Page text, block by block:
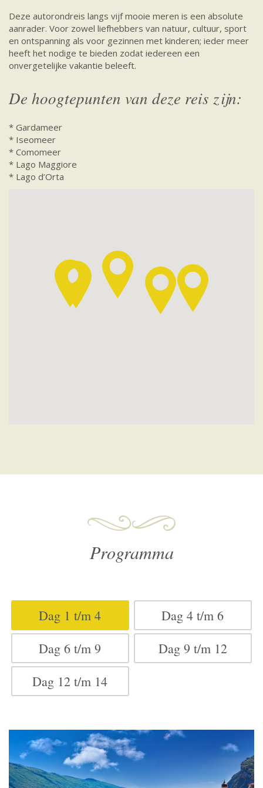
Deze autorondreis langs vijf mooie meren is een absolute
aanrader. Voor zowel liefhebbers van natuur, cultuur, sport
en ontspanning als voor gezinnen met kinderen; ieder meer
heeft het nodige te bieden zodat iedereen een
onvergetelijke vakantie beleeft.
De hoogtepunten van deze reis zijn:
* Gardameer
* Iseomeer
* Comomeer
* Lago Maggiore
* Lago d’Orta
Programma
Dag 1 t/m 4
Dag 4 t/m 6
Dag 6 t/m 9
Dag 9 t/m 12
Dag 12 t/m 14